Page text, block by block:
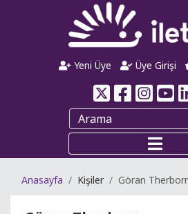
Yeni Üye Üye Girişi
Anasayfa Kişiler Göran